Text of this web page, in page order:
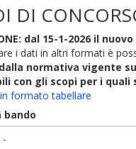
DI
dal 15-1-2026 il
i dati in altri formati è
normativa vigente
con gli scopi per i
formato tabellare
bando
-